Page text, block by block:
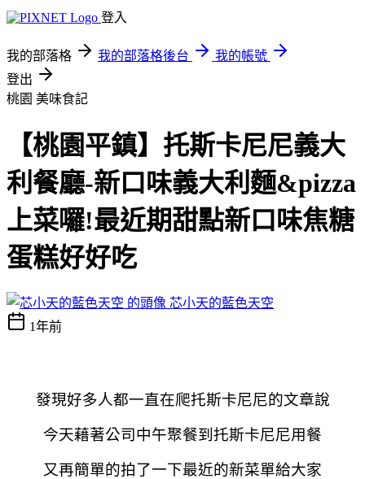
登入
我的部落格 我的部落格後台
我的帳號
登出
桃園 美味食記
【桃園平鎮】托斯卡尼尼義大
利餐廳-新口味義大利麵&pizza
上菜囉!最近期甜點新口味焦糖
蛋糕好好吃
芯小天的藍色天空
1年前
發現好多人都一直在爬托斯卡尼尼的文章說
今天藉著公司中午聚餐到托斯卡尼尼用餐
又再簡單的拍了一下最近的新菜單給大家